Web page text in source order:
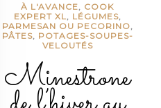
À L'AVANCE, COOK
EXPERT XL, LÉGUMES,
PARMESAN OU PECORINO,
PÂTES, POTAGES-SOUPES-
VELOUTÉS
Minestrone